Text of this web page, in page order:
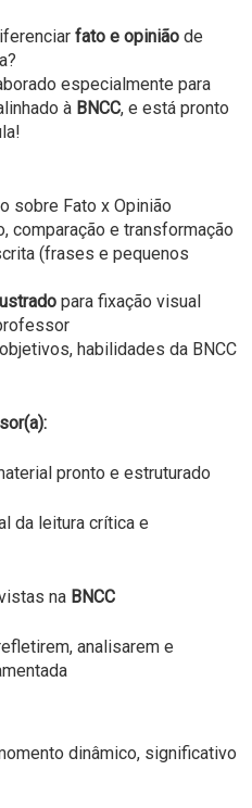
fato e opinião de
especialmente para
à BNCC, e está pronto
sobre Fato x Opinião
comparação e transformação
(frases e pequenos
para fixação visual
habilidades da BNCC
pronto e estruturado
da leitura crítica e
na BNCC
analisarem e
dinâmico, significativo